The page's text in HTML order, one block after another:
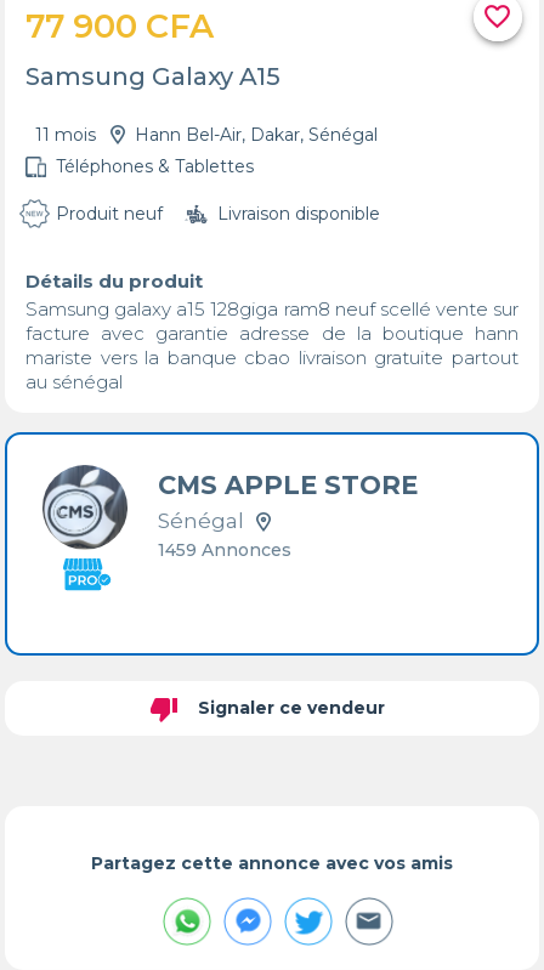
favorite_border
77 900 CFA
Samsung Galaxy A15
11 mois
Hann Bel-Air, Dakar, Sénégal
Téléphones & Tablettes
Produit neuf Livraison disponible
Détails du produit
Samsung galaxy a15 128giga ram8 neuf scellé vente sur
facture avec garantie adresse de la boutique hann
mariste vers la banque cbao livraison gratuite partout
au sénégal
CMS APPLE STORE
Sénégal
1459 Annonces
thumb_down Signaler ce vendeur
Partagez cette annonce avec vos amis